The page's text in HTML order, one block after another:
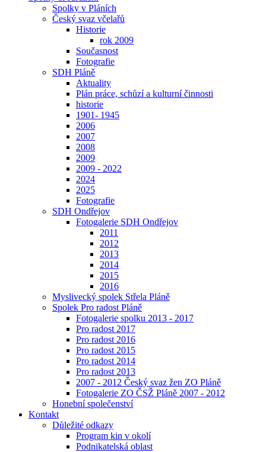
Spolky v Pláních
Český svaz včelařů
Historie
rok 2009
Současnost
Fotografie
SDH Pláně
Aktuality
Plán práce, schůzí a kulturní činnosti
historie
1901- 1945
2006
2007
2008
2009
2009 - 2022
2024
2025
Fotografie
SDH Ondřejov
Fotogalerie SDH Ondřejov
2011
2012
2013
2014
2015
2016
Myslivecký spolek Střela Pláně
Spolek Pro radost Pláně
Fotogalerie spolku 2013 - 2017
Pro radost 2017
Pro radost 2016
Pro radost 2015
Pro radost 2014
Pro radost 2013
2007 - 2012 Český svaz žen ZO Pláně
Fotogalerie ZO ČSŽ Pláně 2007 - 2012
Honební společenství
Kontakt
Důležité odkazy
Program kin v okolí
Podnikatelská oblast